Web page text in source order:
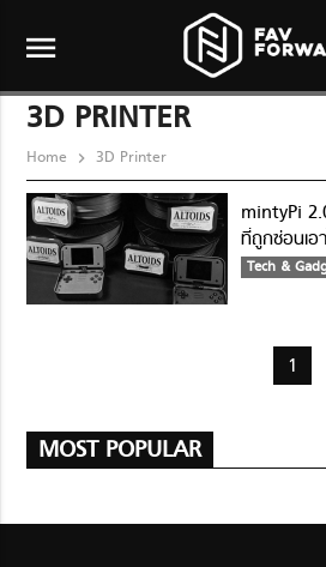
menu
3D PRINTER
Home 3D Printer
mintyPi
ที่ถูกซ่อนเ
Tech &
1
MOST POPULAR